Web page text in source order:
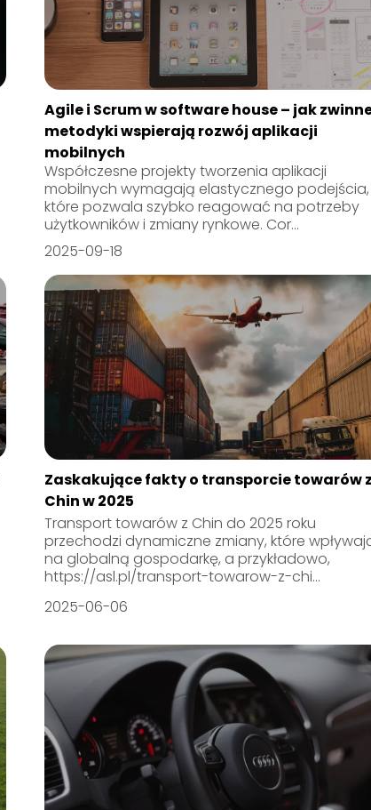
Agile i Scrum w software house – jak
metodyki wspierają rozwój aplikacji
mobilnych
Współczesne projekty tworzenia aplikacji
mobilnych wymagają elastycznego podejścia,
które pozwala szybko reagować na potrzeby
użytkowników i zmiany rynkowe. Cor...
2025-09-18
Zaskakujące fakty o transporcie towarów
Chin w 2025
Transport towarów z Chin do 2025 roku
przechodzi dynamiczne zmiany, które
na globalną gospodarkę, a przykładowo,
https://asl.pl/transport-towarow-z-chi...
2025-06-06